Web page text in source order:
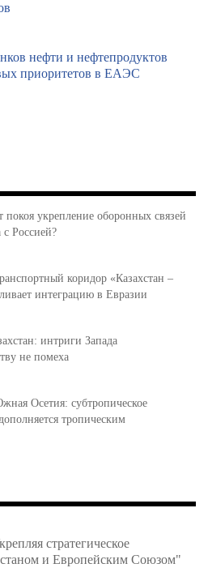
нефти и нефтепродуктов
приоритетов в ЕАЭС
покоя укрепление оборонных связей
с Россией?
коридор «Казахстан –
интеграцию в Евразии
интриги Запада
не помеха
Осетия: субтропическое
тропическим
стратегическое
и Европейским Союзом"